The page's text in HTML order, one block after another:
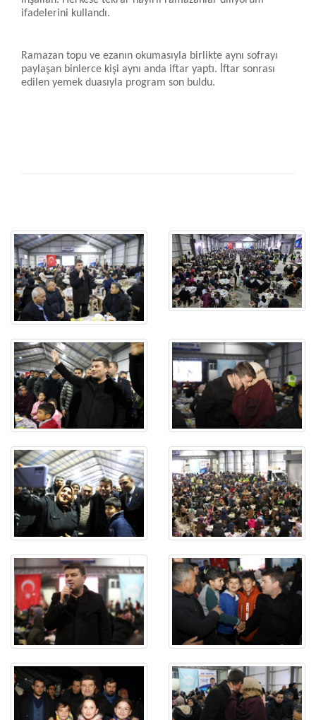
ifadelerini kullandı.
Ramazan topu ve ezanın okumasıyla birlikte aynı sofrayı
paylaşan binlerce kişi aynı anda iftar yaptı. İftar sonrası
edilen yemek duasıyla program son buldu.